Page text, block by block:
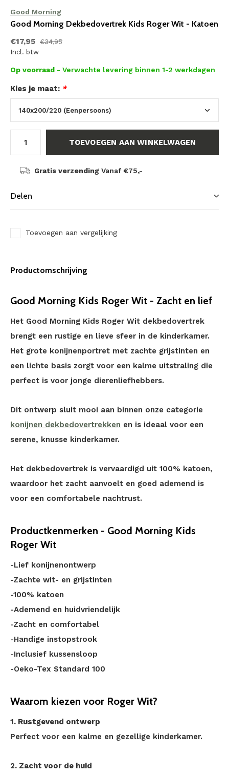
Good Morning
Good Morning Dekbedovertrek Kids Roger Wit - Katoen
€17,95 €34,95
Incl. btw
Op voorraad - Verwachte levering binnen 1-2 werkdagen
Kies je maat: *
TOEVOEGEN AAN WINKELWAGEN
Gratis verzending Vanaf €75,-
Delen
Toevoegen aan vergelijking
Productomschrijving
Good Morning Kids Roger Wit - Zacht en lief
Het Good Morning Kids Roger Wit dekbedovertrek
brengt een rustige en lieve sfeer in de kinderkamer.
Het grote konijnenportret met zachte grijstinten en
een lichte basis zorgt voor een kalme uitstraling die
perfect is voor jonge dierenliefhebbers.
Dit ontwerp sluit mooi aan binnen onze categorie
konijnen dekbedovertrekken en is ideaal voor een
serene, knusse kinderkamer.
Het dekbedovertrek is vervaardigd uit 100% katoen,
waardoor het zacht aanvoelt en goed ademend is
voor een comfortabele nachtrust.
Productkenmerken - Good Morning Kids
Roger Wit
-Lief konijnenontwerp
-Zachte wit- en grijstinten
-100% katoen
-Ademend en huidvriendelijk
-Zacht en comfortabel
-Handige instopstrook
-Inclusief kussensloop
-Oeko-Tex Standard 100
Waarom kiezen voor Roger Wit?
1. Rustgevend ontwerp
Perfect voor een kalme en gezellige kinderkamer.
2. Zacht voor de huid